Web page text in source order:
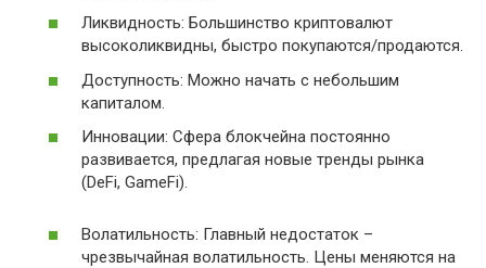
Ликвидность: Большинство криптовалют
высоколиквидны, быстро покупаются/продаются.
Доступность: Можно начать с небольшим
капиталом.
Инновации: Сфера блокчейна постоянно
развивается, предлагая новые тренды рынка
(DeFi, GameFi).
Волатильность: Главный недостаток –
чрезвычайная волатильность. Цены меняются на